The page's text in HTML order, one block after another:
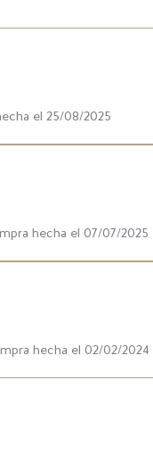
el 25/08/2025
hecha el 07/07/2025
hecha el 02/02/2024